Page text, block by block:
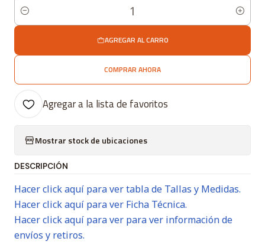
Cantidad
AGREGAR AL CARRO
COMPRAR AHORA
Agregar a la lista de favoritos
Mostrar stock de ubicaciones
DESCRIPCIÓN
Hacer click aquí para ver tabla de Tallas y Medidas.
Hacer click aquí para ver Ficha Técnica.
Hacer click aquí para ver para ver información de
envíos y retiros.